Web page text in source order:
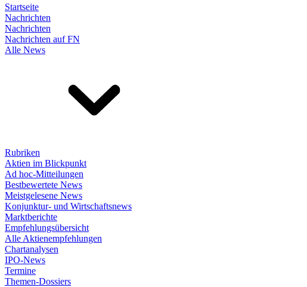
Startseite
Nachrichten
Nachrichten
Nachrichten auf FN
Alle News
Rubriken
Aktien im Blickpunkt
Ad hoc-Mitteilungen
Bestbewertete News
Meistgelesene News
Konjunktur- und Wirtschaftsnews
Marktberichte
Empfehlungsübersicht
Alle Aktienempfehlungen
Chartanalysen
IPO-News
Termine
Themen-Dossiers